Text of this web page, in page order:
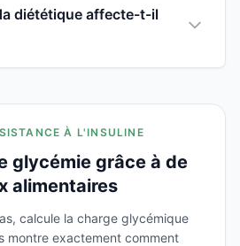
diététique affecte-t-il
À L'INSULINE
glycémie grâce à de
alimentaires
calcule la charge glycémique
montre exactement comment